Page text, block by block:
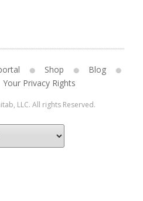
Shop
Blog
Your Privacy Rights
LLC. All rights Reserved.